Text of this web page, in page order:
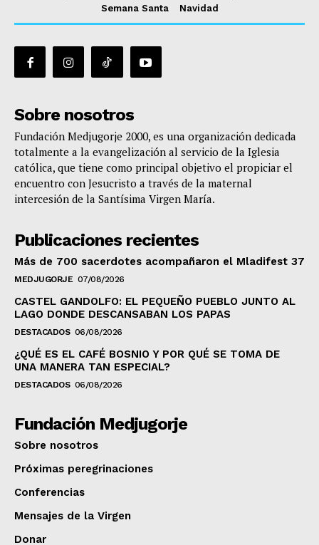
Semana Santa
Navidad
Sobre nosotros
Fundación Medjugorje 2000, es una organización dedicada
totalmente a la evangelización al servicio de la Iglesia
católica, que tiene como principal objetivo el propiciar el
encuentro con Jesucristo a través de la maternal
intercesión de la Santísima Virgen María.
Publicaciones recientes
Más de 700 sacerdotes acompañaron el Mladifest 37
MEDJUGORJE 07/08/2026
CASTEL GANDOLFO: EL PEQUEÑO PUEBLO JUNTO AL
LAGO DONDE DESCANSABAN LOS PAPAS
DESTACADOS 06/08/2026
¿QUÉ ES EL CAFÉ BOSNIO Y POR QUÉ SE TOMA DE
UNA MANERA TAN ESPECIAL?
DESTACADOS 06/08/2026
Fundación Medjugorje
Sobre nosotros
Próximas peregrinaciones
Conferencias
Mensajes de la Virgen
Donar